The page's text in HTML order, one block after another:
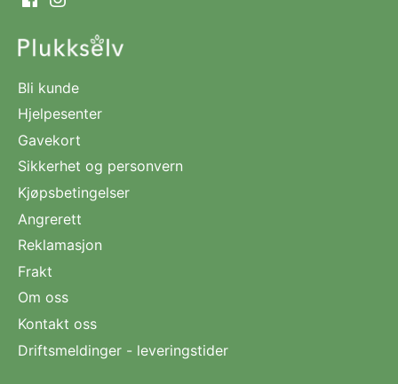
Bli kunde
Hjelpesenter
Gavekort
Sikkerhet og personvern
Kjøpsbetingelser
Angrerett
Reklamasjon
Frakt
Om oss
Kontakt oss
Driftsmeldinger - leveringstider